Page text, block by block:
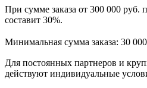
При сумме заказа от 300 000 руб.
составит 30%.
Минимальная сумма заказа: 30
Для постоянных партнеров и
действуют индивидуальные